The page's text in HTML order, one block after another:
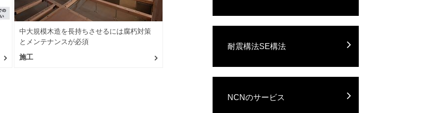
中大規模木造を長持ちさせるには腐朽対策
とメンテナンスが必須
施工
耐震構法SE構法
NCNのサービス